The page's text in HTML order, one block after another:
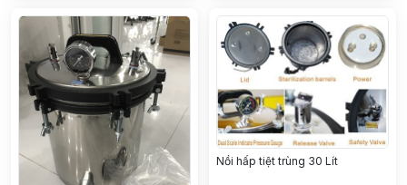
Nồi hấp tiệt trùng 30 Lít